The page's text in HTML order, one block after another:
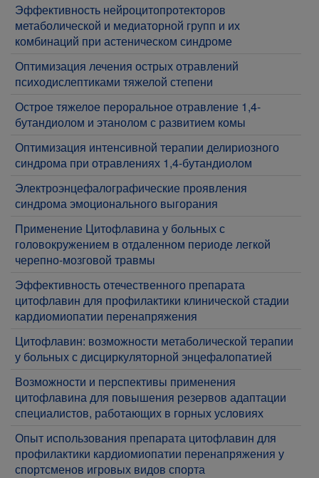
​Эффективность нейроцитопротекторов
метаболической и медиаторной групп и их
комбинаций при астеническом синдроме
Оптимизация лечения острых отравлений
психодислептиками тяжелой степени
Острое тяжелое пероральное отравление 1,4-
бутандиолом и этанолом с развитием комы
​Оптимизация интенсивной терапии делириозного
синдрома при отравлениях 1,4-бутандиолом
Электроэнцефалографические проявления
синдрома эмоционального выгорания
Применение Цитофлавина у больных с
головокружением в отдаленном периоде легкой
черепно-мозговой травмы
Эффективность отечественного препарата
цитофлавин для профилактики клинической стадии
кардиомиопатии перенапряжения
Цитофлавин: возможности метаболической терапии
у больных с дисциркуляторной энцефалопатией
Возможности и перспективы применения
цитофлавина для повышения резервов адаптации
специалистов, работающих в горных условиях
Опыт использования препарата цитофлавин для
профилактики кардиомиопатии перенапряжения у
спортсменов игровых видов спорта